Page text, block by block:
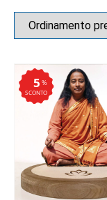
%
SCONTO
5